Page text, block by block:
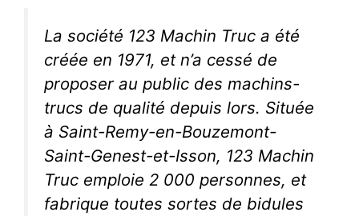
La société 123 Machin Truc a été
créée en 1971, et n’a cessé de
proposer au public des machins-
trucs de qualité depuis lors. Située
à Saint-Remy-en-Bouzemont-
Saint-Genest-et-Isson, 123 Machin
Truc emploie 2 000 personnes, et
fabrique toutes sortes de bidules